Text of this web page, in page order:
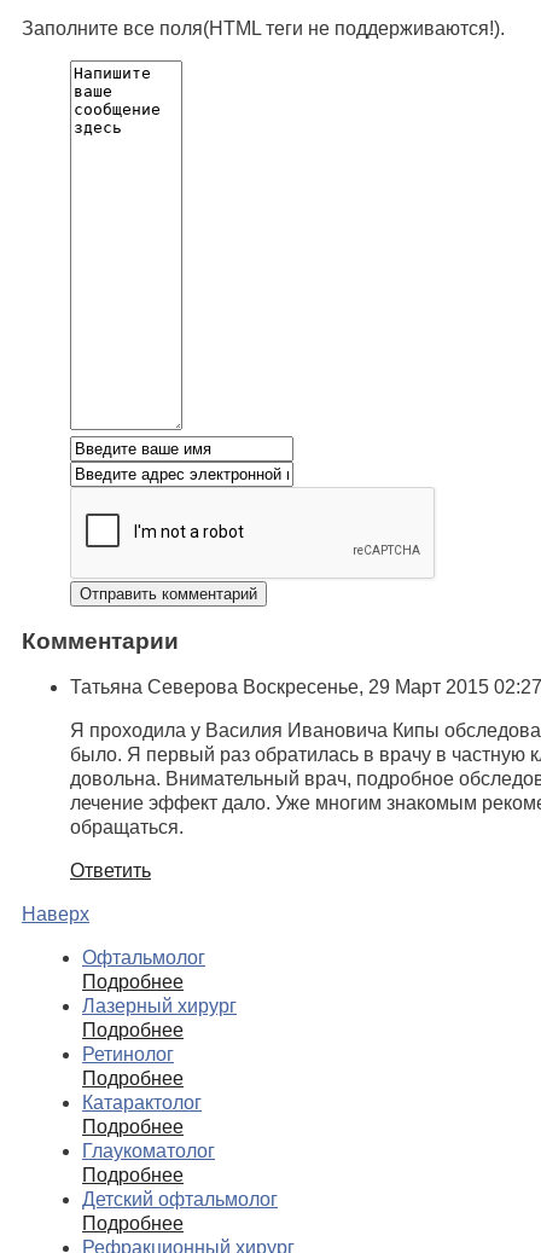
Заполните все поля(HTML теги не поддерживаются!).
Комментарии
Татьяна Северова Воскресенье, 29 Март 2015 02:27
Я проходила у Василия Ивановича Кипы
было. Я первый раз обратилась в врачу в частную
довольна. Внимательный врач, подробное
лечение эффект дало. Уже многим знакомым
обращаться.
Ответить
Наверх
Офтальмолог
Подробнее
Лазерный хирург
Подробнее
Ретинолог
Подробнее
Катарактолог
Подробнее
Глаукоматолог
Подробнее
Детский офтальмолог
Подробнее
Рефракционный хирург